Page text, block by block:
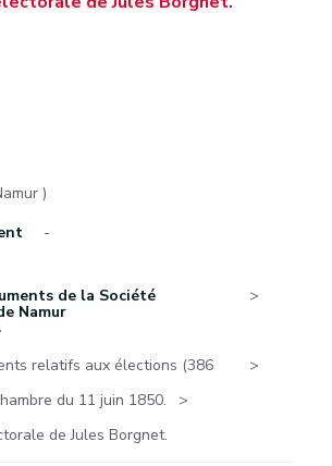
)
-
de la Société
Namur
relatifs aux élections (386
du 11 juin 1850.
de Jules Borgnet.